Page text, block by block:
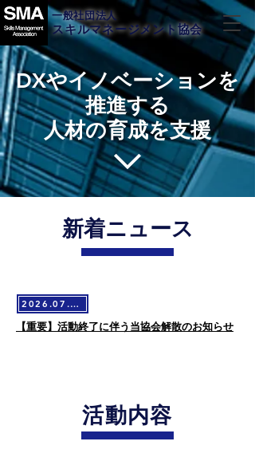
一般社団法人
スキルマネージメント協会
DXやイノベーションを
推進する
人材の育成を支援
​新着ニュース
2026.07.06
​【重要】活動終了に伴う当協会解散のお知らせ
活動内容